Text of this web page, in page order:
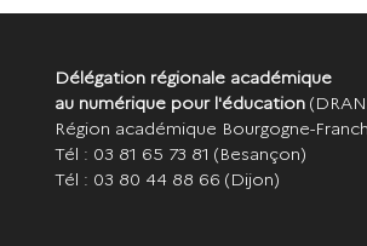
Délégation régionale académique
au numérique pour l'éducation
Région académique Bourgogne-
Tél : 03 81 65 73 81 (Besançon)
Tél : 03 80 44 88 66 (Dijon)